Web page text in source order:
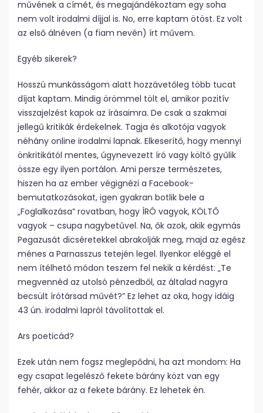
művének a címét, és megajándékoztam egy soha
nem volt irodalmi díjjal is. No, erre kaptam ötöst. Ez volt
az első álnéven (a fiam nevén) írt művem.
Egyéb sikerek?
Hosszú munkásságom alatt hozzávetőleg több tucat
díjat kaptam. Mindig örömmel tölt el, amikor pozitív
visszajelzést kapok az írásaimra. De csak a szakmai
jellegű kritikák érdekelnek. Tagja és alkotója vagyok
néhány online irodalmi lapnak. Elkeserítő, hogy mennyi
önkritikától mentes, úgynevezett író vagy költő gyűlik
össze egy ilyen portálon. Ami persze természetes,
hiszen ha az ember végignézi a Facebook-
bemutatkozásokat, igen gyakran botlik bele a
„Foglalkozása” rovatban, hogy ÍRÓ vagyok, KÖLTŐ
vagyok – csupa nagybetűvel. Na, ők azok, akik egymás
Pegazusát dicséretekkel abrakolják meg, majd az egész
ménes a Parnasszus tetején legel. Ilyenkor eléggé el
nem ítélhető módon teszem fel nekik a kérdést: „Te
megvennéd az utolsó pénzedből, az általad nagyra
becsült írótársad művét?” Ez lehet az oka, hogy idáig
43 ún. irodalmi lapról távolítottak el.
Ars poeticád?
Ezek után nem fogsz meglepődni, ha azt mondom: Ha
egy csapat legelésző fekete bárány közt van egy
fehér, akkor az a fekete bárány. Ez lehetek én.